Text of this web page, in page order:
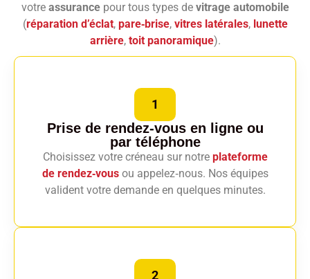
votre assurancepour tous types de vitrage automobile
(réparation d’éclat, pare‑brise, vitres latérales, lunette
arrière, toit panoramique).
1
Prise de rendez-vous en ligne ou
par téléphone
Choisissez votre créneau sur notre plateforme
de rendez‑vousou appelez‑nous. Nos équipes
valident votre demande en quelques minutes.
2